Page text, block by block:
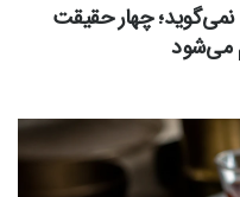
نمی‌گوید؛ چهار حقیقت
می‌شود